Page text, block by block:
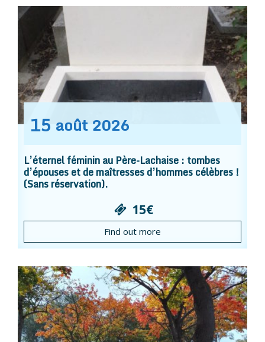
15 août 2026
L’éternel féminin au Père-Lachaise : tombes
d’épouses et de maîtresses d’hommes célèbres !
(Sans réservation).
15€
Find out more